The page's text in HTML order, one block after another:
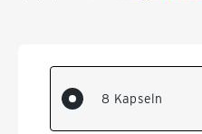
8 Kapseln